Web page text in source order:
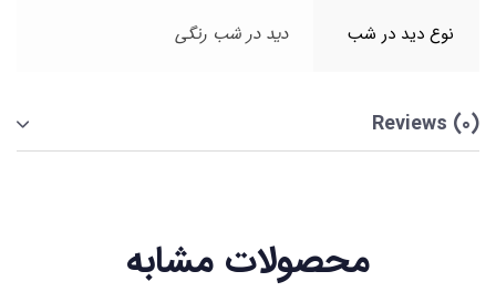
نوع دید در شب دید در شب رنگی
Reviews (0)
محصولات مشابه